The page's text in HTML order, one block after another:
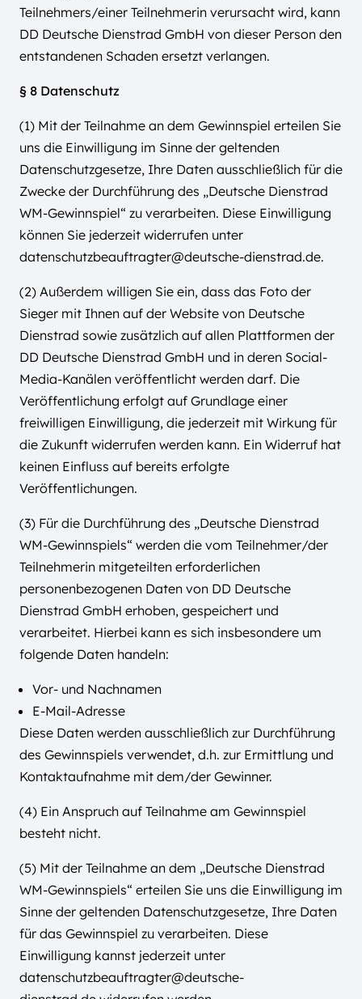
Teilnehmers/einer Teilnehmerin verursacht wird, kann
DD Deutsche Dienstrad GmbH von dieser Person den
entstandenen Schaden ersetzt verlangen.
§ 8 Datenschutz
(1) Mit der Teilnahme an dem Gewinnspiel erteilen Sie
uns die Einwilligung im Sinne der geltenden
Datenschutzgesetze, Ihre Daten ausschließlich für die
Zwecke der Durchführung des „Deutsche Dienstrad
WM-Gewinnspiel“ zu verarbeiten. Diese Einwilligung
können Sie jederzeit widerrufen unter
datenschutzbeauftragter@deutsche-dienstrad.de.
(2) Außerdem willigen Sie ein, dass das Foto der
Sieger mit Ihnen auf der Website von Deutsche
Dienstrad sowie zusätzlich auf allen Plattformen der
DD Deutsche Dienstrad GmbH und in deren Social-
Media-Kanälen veröffentlicht werden darf. Die
Veröffentlichung erfolgt auf Grundlage einer
freiwilligen Einwilligung, die jederzeit mit Wirkung für
die Zukunft widerrufen werden kann. Ein Widerruf hat
keinen Einfluss auf bereits erfolgte
Veröffentlichungen.
(3) Für die Durchführung des „Deutsche Dienstrad
WM-Gewinnspiels“ werden die vom Teilnehmer/der
Teilnehmerin mitgeteilten erforderlichen
personenbezogenen Daten von DD Deutsche
Dienstrad GmbH erhoben, gespeichert und
verarbeitet. Hierbei kann es sich insbesondere um
folgende Daten handeln:
Vor- und Nachnamen
E-Mail-Adresse
Diese Daten werden ausschließlich zur Durchführung
des Gewinnspiels verwendet, d.h. zur Ermittlung und
Kontaktaufnahme mit dem/der Gewinner.
(4) Ein Anspruch auf Teilnahme am Gewinnspiel
besteht nicht.
(5) Mit der Teilnahme an dem „Deutsche Dienstrad
WM-Gewinnspiels“ erteilen Sie uns die Einwilligung im
Sinne der geltenden Datenschutzgesetze, Ihre Daten
für das Gewinnspiel zu verarbeiten. Diese
Einwilligung kannst jederzeit unter
datenschutzbeauftragter@deutsche-